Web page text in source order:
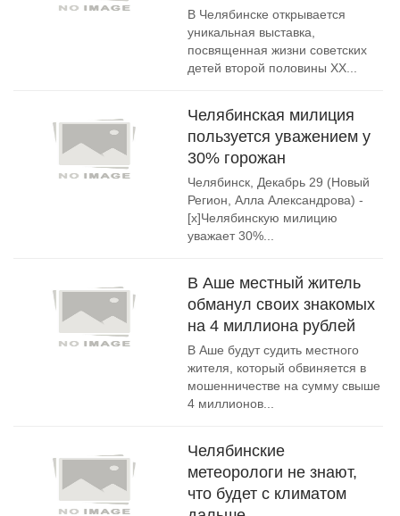
В Челябинске открывается
уникальная выставка,
посвященная жизни советских
детей второй половины XX...
Челябинская милиция
пользуется уважением у
30% горожан
Челябинск, Декабрь 29 (Новый
Регион, Алла Александрова) -
[x]Челябинскую милицию
уважает 30%...
В Аше местный житель
обманул своих знакомых
на 4 миллиона рублей
В Аше будут судить местного
жителя, который обвиняется в
мошенничестве на сумму свыше
4 миллионов...
Челябинские
метеорологи не знают,
что будет с климатом